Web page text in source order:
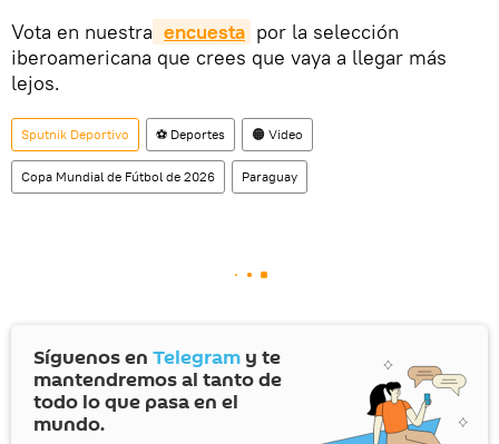
Vota en nuestra encuesta por la selección
iberoamericana que crees que vaya a llegar más
lejos.
Sputnik Deportivo ⚽ Deportes 🟠 Video
Copa Mundial de Fútbol de 2026 Paraguay
Síguenos en Telegram y te
mantendremos al tanto de
todo lo que pasa en el
mundo.